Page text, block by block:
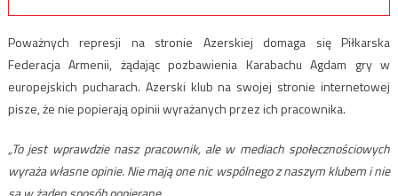
Poważnych represji na stronie Azerskiej domaga się Piłkarska
Federacja Armenii, żądając pozbawienia Karabachu Agdam gry w
europejskich pucharach. Azerski klub na swojej stronie internetowej
pisze, że nie popierają opinii wyrażanych przez ich pracownika.
„To jest wprawdzie nasz pracownik, ale w mediach społecznościowych
wyraża własne opinie. Nie mają one nic wspólnego z naszym klubem i nie